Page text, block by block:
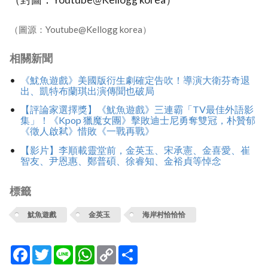
（圖源：Youtube@Kellogg korea）
相關新聞
《魷魚遊戲》美國版衍生劇確定告吹！導演大衛芬奇退
出、凱特布蘭琪出演傳聞也破局
【評論家選擇獎】《魷魚遊戲》三連霸「TV最佳外語影
集」！《Kpop 獵魔女團》擊敗迪士尼勇奪雙冠，朴贊郁
《徵人啟弒》惜敗《一戰再戰》
【影片】李順載靈堂前，金英玉、宋承憲、金喜愛、崔
智友、尹恩惠、鄭普碩、徐睿知、金裕貞等悼念
標籤
魷魚遊戲 金英玉 海岸村恰恰恰
Facebook
TwitterLine WhatsApp
Copy
Link